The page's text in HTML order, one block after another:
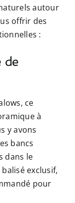
autour
offrir des
:
de
ce
à
y avons
bancs
dans le
exclusif,
pour